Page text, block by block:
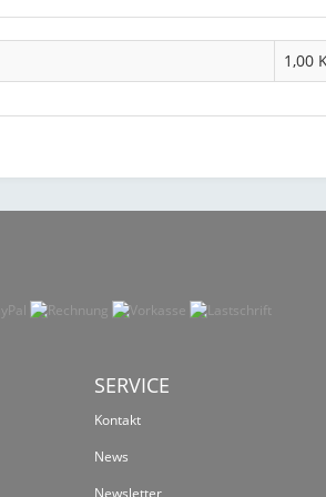
1,00
SERVICE
Kontakt
News